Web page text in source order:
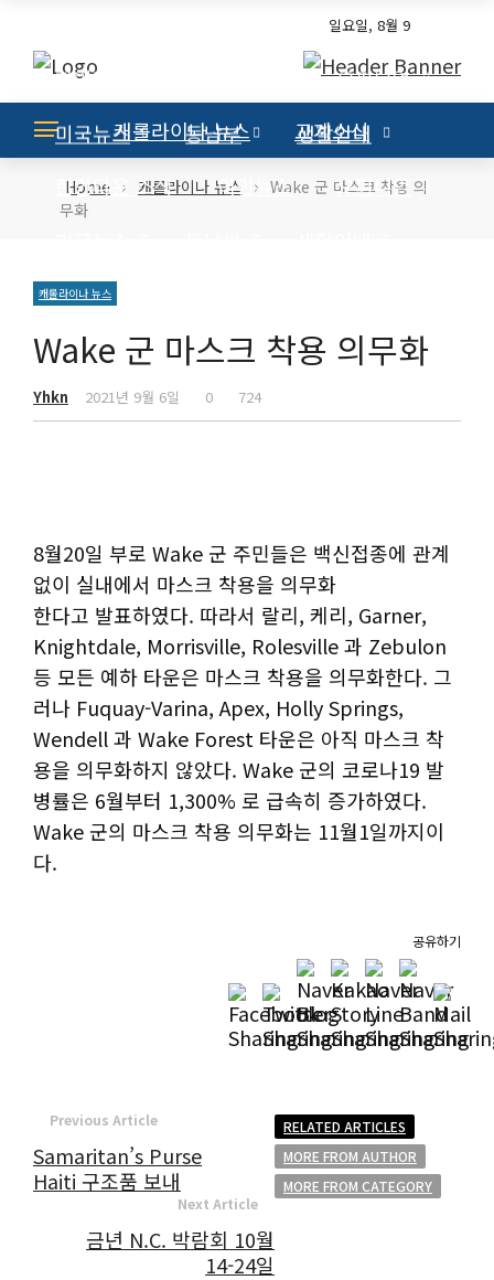
일요일, 8월 9
캐롤라이나 뉴스
교계소식
한인타운 소식
이민뉴스
오피니언
한인타운 소식
오피니언
미국뉴스 동남부 생활안내
Home › 캐롤라이나 뉴스 › Wake 군 마스크 착용 의
무화
캐롤라이나 뉴스
Wake 군 마스크 착용 의무화
Yhkn 2021년 9월 6일 0 724
8월20일 부로 Wake 군 주민들은 백신접종에 관계
없이 실내에서 마스크 착용을 의무화
한다고 발표하였다. 따라서 랄리, 케리, Garner,
Knightdale, Morrisville, Rolesville 과 Zebulon
등 모든 예하 타운은 마스크 착용을 의무화한다. 그
러나 Fuquay-Varina, Apex, Holly Springs,
Wendell 과 Wake Forest 타운은 아직 마스크 착
용을 의무화하지 않았다. Wake 군의 코로나19 발
병률은 6월부터 1,300% 로 급속히 증가하였다.
Wake 군의 마스크 착용 의무화는 11월1일까지이
다.
공유하기
Previous Article
Samaritan’s Purse
Haiti 구조품 보내
Next Article
금년 N.C. 박람회 10월
14-24일
RELATED ARTICLES
MORE FROM AUTHOR
MORE FROM CATEGORY